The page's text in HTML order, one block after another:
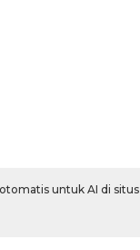
untuk AI di